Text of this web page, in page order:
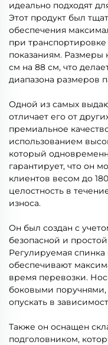
идеально подходят
Этот продукт был
обеспечения
при
показаниям. Размеры
см на 88 см, что
диапазона размеров
Одной из самых
отличает его от
премиальное
использованием
который
гарантирует, что он
клиентов весом до
целостность в
износа.
Он был создан с
безопасной и
Регулируемая спинка
обеспечивают
время перевозки.
боковыми
опускать в
Также он оснащен
подголовником,